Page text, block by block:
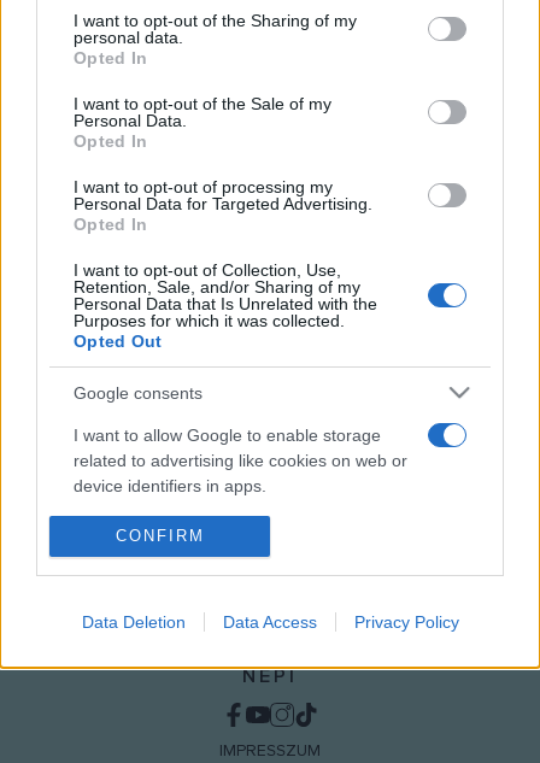
not limited to your visit or usage behaviour. You may click to
grant or deny consent to Google and its third-party tags to
use your data for below specified purposes in below Google
consent section.
I want to opt-out of the Sharing of my
personal data.
Opted In
I want to opt-out of the Sale of my
Personal Data.
Opted In
I want to opt-out of processing my
Personal Data for Targeted Advertising.
Opted In
I want to opt-out of Collection, Use,
Retention, Sale, and/or Sharing of my
Personal Data that Is Unrelated with the
Purposes for which it was collected.
Opted Out
Google consents
I want to allow Google to enable storage
related to advertising like cookies on web or
device identifiers in apps.
I want to allow my user data to be sent to
Google for online advertising purposes.
I want to allow Google to send me
personalized advertising.
I want to allow Google to enable storage
related to analytics like cookies on web or
CONFIRM
Data Deletion Data Access Privacy Policy
Konkoly Gyula, Koszta József, Kontuly Béla, Kovács Lehel,
Lajta Gábor, László Dániel, Lőrincz Tamás, Mednyánszky
Balogh János, Rudnay Gyula, Sütő Róbert, Szabó Ábel,
Tornyai János Kurátor: Muladi Brigitta művészettörténész A
kiállítást rendezi: Dr. Szepes Hédi művészettörténész A
kiállítás megtekinthető: 2006. március 16. - április 30. A
NÉPI
IMPRESSZUM